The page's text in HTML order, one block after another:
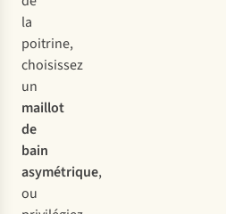
la
poitrine,
choisissez
un
maillot
de
bain
asymétrique,
ou